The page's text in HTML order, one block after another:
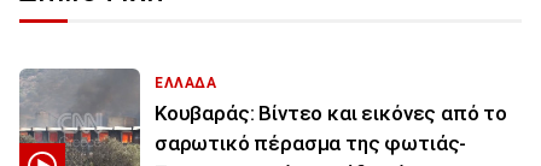
ΕΛΛΑΔΑ
Κουβαράς: Βίντεο και εικόνες από το
σαρωτικό πέρασμα της φωτιάς-